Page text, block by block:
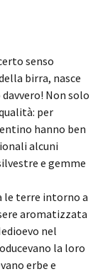
senso
birra, nasce
Non solo
per
hanno ben
alcuni
e gemme
le terre intorno a
aromatizzata
nel
la loro
erbe e